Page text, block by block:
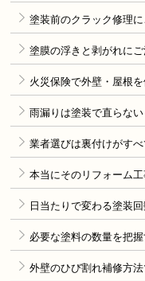
塗装前のクラック修理
塗膜の浮きと剥がれに
火災保険で外壁・屋根を
雨漏りは塗装で直らない
業者選びは裏付けがすべ
本当にそのリフォーム
日当たりで変わる塗装
必要な塗料の数量を把
外壁のひび割れ補修方